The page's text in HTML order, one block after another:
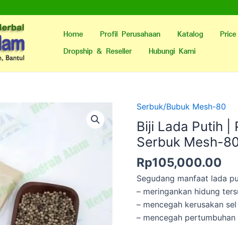
Home Profil Perusahaan Katalog
Dropship & Reseller
Hubungi Kami
Serbuk/Bubuk Mesh-80
Biji Lada Putih |
Serbuk Mesh-
Rp105,000.00
Segudang manfaat lada
– meringankan hidung
– mencegah kerusakan sel
– mencegah